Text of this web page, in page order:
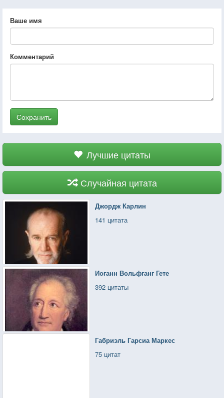
Ваше имя
Комментарий
Сохранить
Лучшие цитаты
Случайная цитата
Джордж Карлин
141 цитата
Иоганн Вольфганг Гете
392 цитаты
Габриэль Гарсиа Маркес
75 цитат